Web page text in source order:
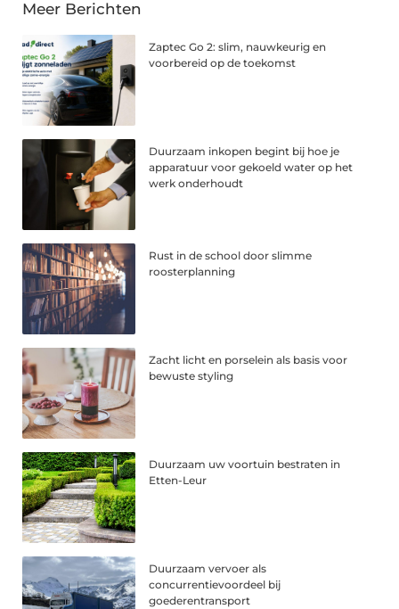
Meer Berichten
Zaptec Go 2: slim, nauwkeurig en
voorbereid op de toekomst
Duurzaam inkopen begint bij hoe je
apparatuur voor gekoeld water op het
werk onderhoudt
Rust in de school door slimme
roosterplanning
Zacht licht en porselein als basis voor
bewuste styling
Duurzaam uw voortuin bestraten in
Etten-Leur
Duurzaam vervoer als
concurrentievoordeel bij
goederentransport